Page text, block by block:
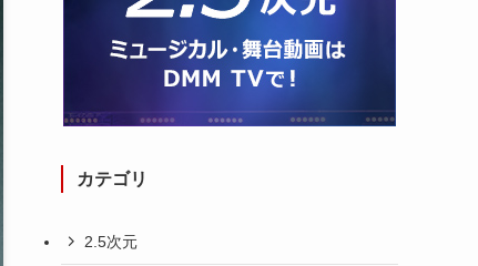
カテゴリ
2.5次元